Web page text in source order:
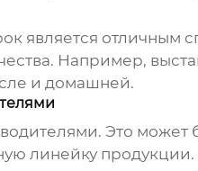
является отличным
Например,
и домашней.
Это
линейку